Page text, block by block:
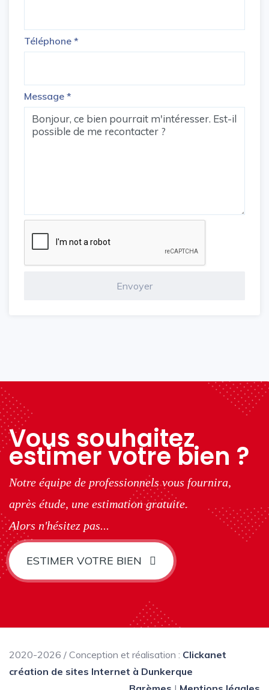
Téléphone *
Message *
Vous souhaitez
estimer votre bien ?
Notre équipe de professionnels vous fournira,
après étude, une estimation gratuite.
Alors n'hésitez pas...
ESTIMER VOTRE BIEN
2020-2026 / Conception et réalisation : Clickanet
création de sites Internet à Dunkerque